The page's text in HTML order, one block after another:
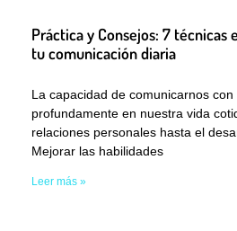
Práctica y Consejos: 7 técnicas
tu comunicación diaria
La capacidad de comunicarnos
profundamente en nuestra vida
relaciones personales hasta el
Mejorar las habilidades
Leer más »